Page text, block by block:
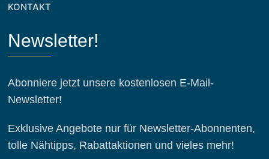
KONTAKT
Newsletter!
Abonniere jetzt unsere kostenlosen E-Mail-
Newsletter!
Exklusive Angebote nur für Newsletter-Abonnenten,
tolle Nähtipps, Rabattaktionen und vieles mehr!